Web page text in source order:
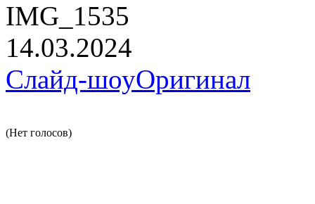
IMG_1535
14.03.2024
Слайд-шоуОригинал
(Нет голосов)